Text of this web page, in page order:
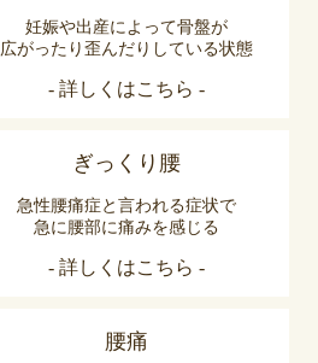
妊娠や出産によって骨盤が
広がったり歪んだりしている状態
- 詳しくはこちら -
ぎっくり腰
急性腰痛症と言われる症状で
急に腰部に痛みを感じる
- 詳しくはこちら -
腰痛